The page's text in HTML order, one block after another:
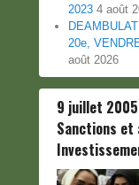
2023 4 août
20e,
août 2026
9 juillet
Sanctions et